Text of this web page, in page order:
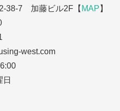
38-7 加藤ビル2F【 MAP 】
west.com